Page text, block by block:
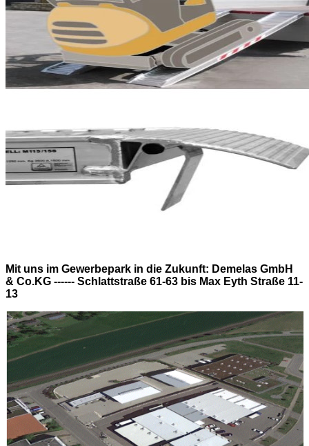
Mit uns im Gewerbepark in die Zukunft: Demelas GmbH
& Co.KG ------ Schlattstraße 61-63 bis Max Eyth Straße 11-
13